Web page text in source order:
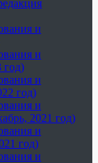
и
и
год)
и
год)
и
2021 год)
и
год)
и